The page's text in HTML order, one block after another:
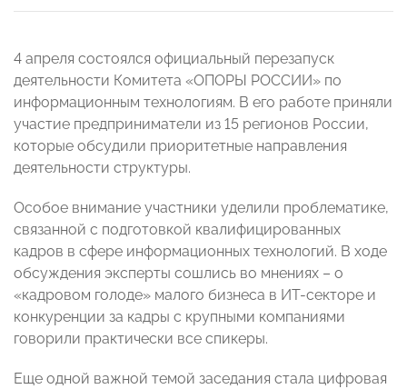
4 апреля состоялся официальный перезапуск
деятельности Комитета «ОПОРЫ РОССИИ» по
информационным технологиям. В его работе приняли
участие предприниматели из 15 регионов России,
которые обсудили приоритетные направления
деятельности структуры.
Особое внимание участники уделили проблематике,
связанной с подготовкой квалифицированных
кадров в сфере информационных технологий. В ходе
обсуждения эксперты сошлись во мнениях – о
«кадровом голоде» малого бизнеса в ИТ-секторе и
конкуренции за кадры с крупными компаниями
говорили практически все спикеры.
Еще одной важной темой заседания стала цифровая